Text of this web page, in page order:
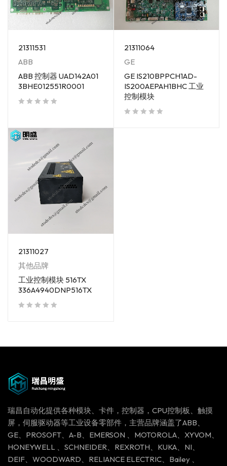
21311531
ABB
ABB 控制器 UAD142A01
3BHE012551R0001
21311064
GE
GE IS210BPPCH1AD-
IS200AEPAH1BHC 工业
控制模块
21311027
其他品牌
工业控制模块 516TX
336A4940DNP516TX
瑞昌自动化提供各种模块、卡件，控制器，CPU控制板、触摸
屏，伺服驱动器等工业设备零部件，主营品牌涵盖了ABB、
GE、PROSOFT、A-B、EMERSON 、MOTOROLA、XYVOM、
HONEYWELL 、SCHNEIDER、REXROTH、KUKA、NI、
DEIF、WOODWARD、RELIANCE ELECTRIC、Bailey 、